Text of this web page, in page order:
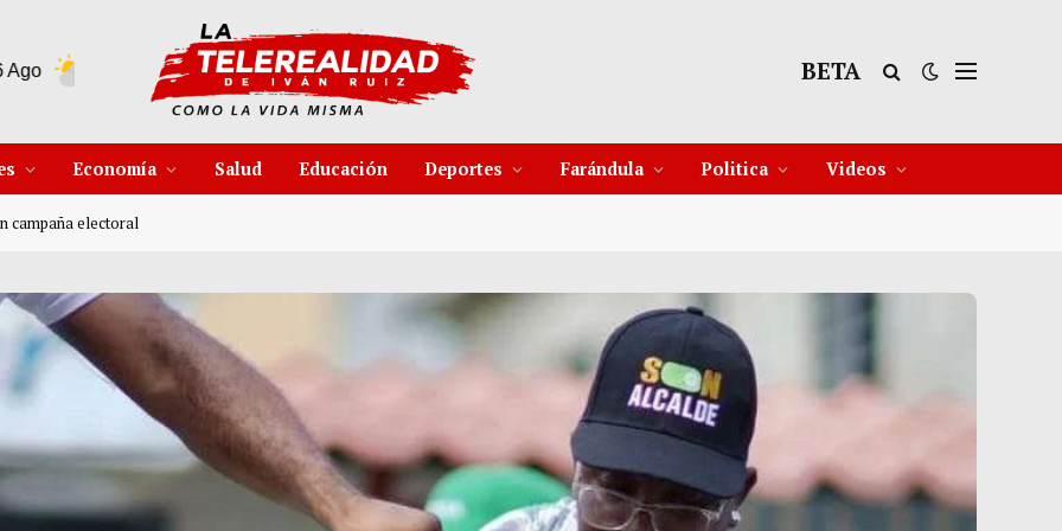
30°C 7 Ago 31°C 8 Ago 30°C 10 Ago
BETA
Economía Salud Educación Deportes Farándula Politica Videos
campaña electoral